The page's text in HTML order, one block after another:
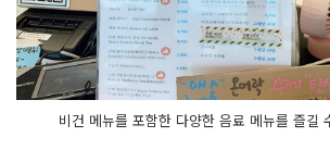
비건 메뉴를 포함한 다양한 음료 메뉴를 즐길